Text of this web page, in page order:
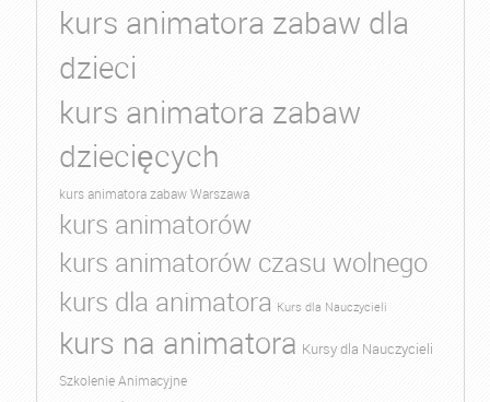
kurs animatora zabaw dla
dzieci
kurs animatora zabaw
dziecięcych
kurs animatora zabaw Warszawa
kurs animatorów
kurs animatorów czasu wolnego
kurs dla animatora Kurs dla Nauczycieli
kurs na animatora Kursy dla Nauczycieli
Szkolenie Animacyjne